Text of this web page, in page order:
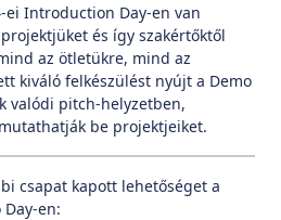
ei Introduction Day-en van
és így szakértőktől
az ötletükre, mind az
kiváló felkészülést nyújt a Demo
valódi pitch-helyzetben,
be projektjeiket.
csapat kapott lehetőséget a
en: